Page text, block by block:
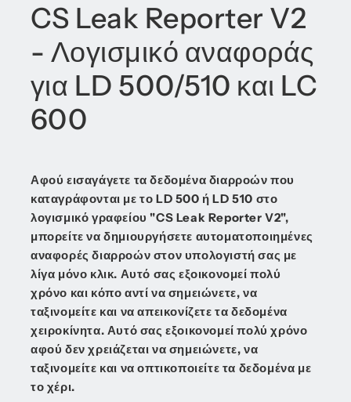
CS Leak Reporter V2
- Λογισμικό αναφοράς
για LD 500/510 και LC
600
Αφού εισαγάγετε τα δεδομένα διαρροών που
καταγράφονται με το LD 500 ή LD 510 στο
λογισμικό γραφείου "CS Leak Reporter V2",
μπορείτε να δημιουργήσετε αυτοματοποιημένες
αναφορές διαρροών στον υπολογιστή σας με
λίγα μόνο κλικ. Αυτό σας εξοικονομεί πολύ
χρόνο και κόπο αντί να σημειώνετε, να
ταξινομείτε και να απεικονίζετε τα δεδομένα
χειροκίνητα. Αυτό σας εξοικονομεί πολύ χρόνο
αφού δεν χρειάζεται να σημειώνετε, να
ταξινομείτε και να οπτικοποιείτε τα δεδομένα με
το χέρι.